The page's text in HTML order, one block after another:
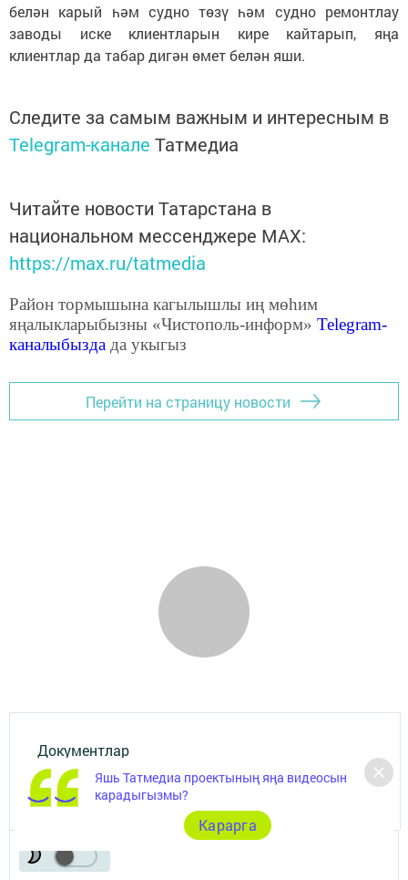
белән карый һәм судно төзү һәм судно ремонтлау
заводы иске клиентларын кире кайтарып, яңа
клиентлар да табар дигән өмет белән яши.
Следите за самым важным и интересным в
Telegram-канале Татмедиа
Читайте новости Татарстана в
национальном мессенджере MАХ:
https://max.ru/tatmedia
Район тормышына кагылышлы иң мөһим
яңалыкларыбызны «Чистополь-информ» Telegram-
каналыбызда да укыгыз
Перейти на страницу новости
Документлар
Төрле темалар
Яшь Татмедиа проектының яңа видеосын
карадыгызмы?
Карарга